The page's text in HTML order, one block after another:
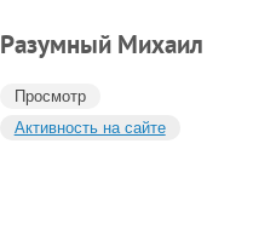
Разумный Михаил
Просмотр
Активность на сайте